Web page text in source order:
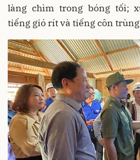
làng chìm trong bóng tối;
tiếng gió rít và tiếng côn